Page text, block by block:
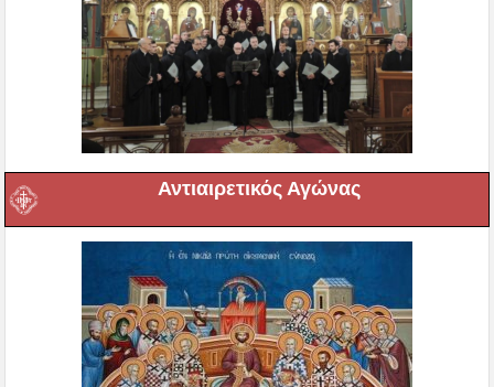
Αντιαιρετικός Αγώνας